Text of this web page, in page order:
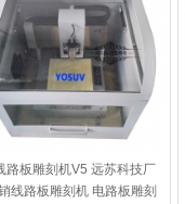
路板雕刻机V5 远苏科技厂
线路板雕刻机 电路板雕刻